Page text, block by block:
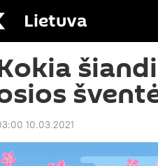
Lietuva
10.03.2021